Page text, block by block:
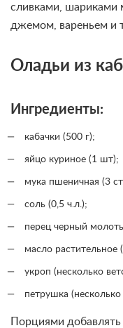
сливками, шариками
джемом, вареньем и
Оладьи из
Ингредиенты:
кабачки (500 г);
яйцо куриное (1 шт);
мука пшеничная (3
соль (0,5 ч.л.);
перец черный
масло растительное
укроп (несколько
петрушка (несколько
Порциями